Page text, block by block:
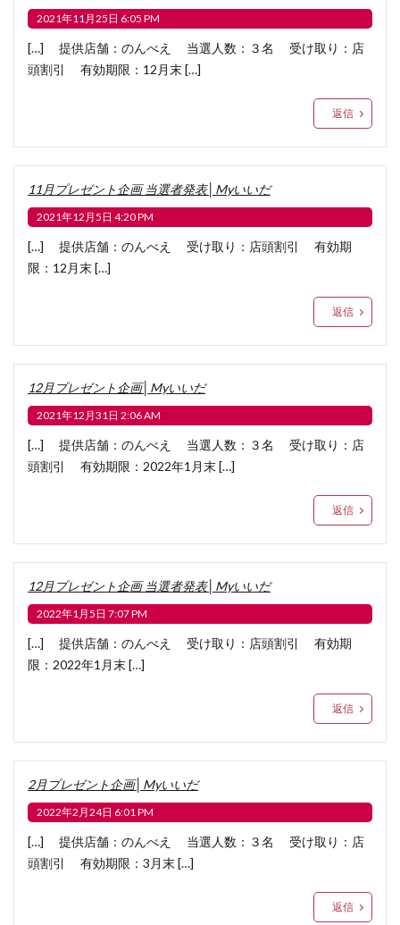
2021年11月25日 6:05 PM
[…] 提供店舗：のんべえ 当選人数：３名 受け取り：店
頭割引 有効期限：12月末 […]
返信
11月プレゼント企画 当選者発表│Myいいだ
2021年12月5日 4:20 PM
[…] 提供店舗：のんべえ 受け取り：店頭割引 有効期
限：12月末 […]
返信
12月プレゼント企画│Myいいだ
2021年12月31日 2:06 AM
[…] 提供店舗：のんべえ 当選人数：３名 受け取り：店
頭割引 有効期限：2022年1月末 […]
返信
12月プレゼント企画 当選者発表│Myいいだ
2022年1月5日 7:07 PM
[…] 提供店舗：のんべえ 受け取り：店頭割引 有効期
限：2022年1月末 […]
返信
2月プレゼント企画│Myいいだ
2022年2月24日 6:01 PM
[…] 提供店舗：のんべえ 当選人数：３名 受け取り：店
頭割引 有効期限：3月末 […]
返信